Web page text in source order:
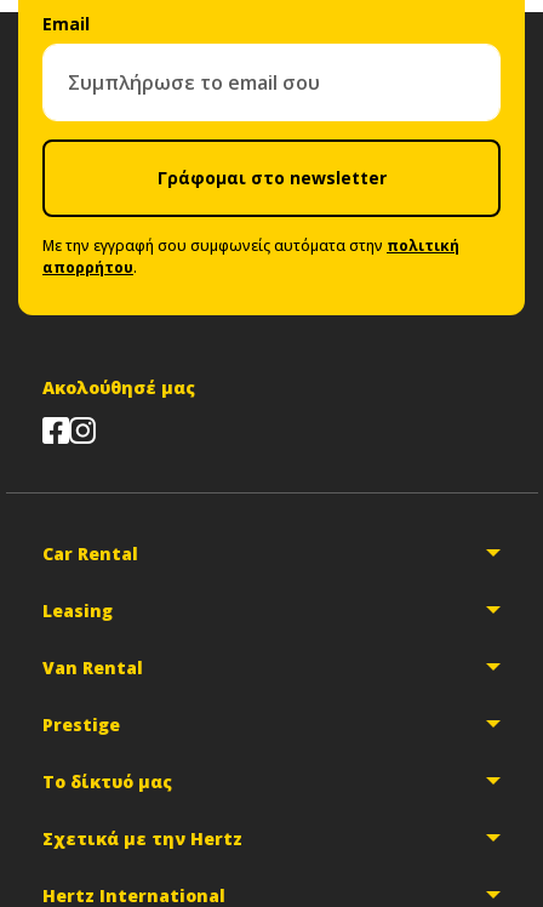
Email
Γράφομαι στο newsletter
Με την εγγραφή σου συμφωνείς αυτόματα στην πολιτική
απορρήτου.
Ακολούθησέ μας
Car Rental
Leasing
Van Rental
Prestige
Το δίκτυό μας
Σχετικά με την Hertz
Hertz International